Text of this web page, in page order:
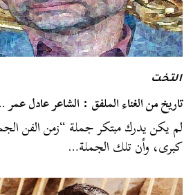
التخت
تاريخ من الغناء الملفق : الشاعر عادل عمر
لم يكن يدرك مبتكر جملة “زمن الفن
كبرى، وأن تلك الجملة…